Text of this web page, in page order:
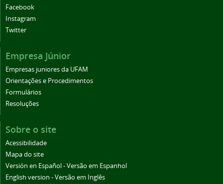
Facebook
Instagram
Twitter
Empresa Júnior
Empresas juniores da UFAM
Orientações e Procedimentos
Formulários
Resoluções
Sobre o site
Acessibilidade
Mapa do site
Versión en Español - Versão em Espanhol
English version - Versão em Inglês